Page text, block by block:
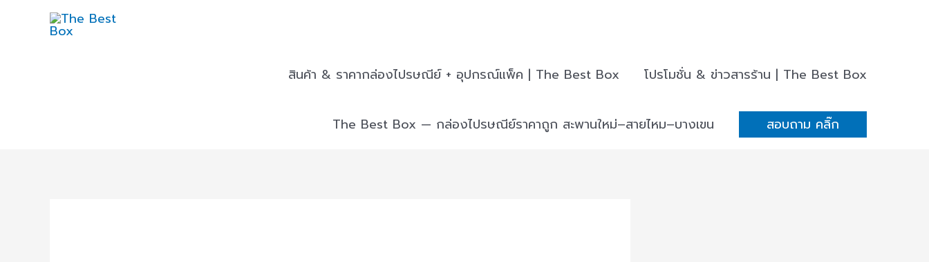
สินค้า & ราคากล่องไปรษณีย์ + อุปกรณ์แพ็ค | The Best Box
โปรโมชั่น & ข่าวสารร้าน | The Best Box
The Best Box — กล่องไปรษณีย์ราคาถูก สะพานใหม่–สายไหม–บางเขน สอบถาม คลิ๊ก